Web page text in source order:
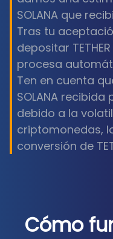
SOLANA que
Tras tu
depositar
procesa
Ten en cuenta
SOLANA
debido a la
criptomonedas,
conversión de
Cómo